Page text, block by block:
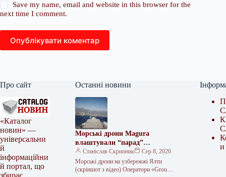
Save my name, email and website in this browser for the
next time I comment.
Опублікувати коментар
Про сайт
«Каталог
новин» —
універсальни
й
інформаційни
й портал, що
Останні новини
Морські дрони Magura
влаштували “парад”
неподалік Ялти
Станіслав Скрипник
Сер 8, 2026
Морські дрони на узбережжі Ялти
(скріншот з відео) Оператори «Group
и